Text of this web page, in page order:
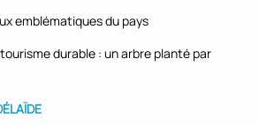
emblématiques du pays
durable : un arbre planté par